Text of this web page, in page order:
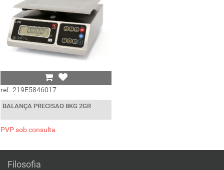
ref. 219E5846017
BALANÇA PRECISAO 8KG 2GR
PVP sob consulta
Filosofia